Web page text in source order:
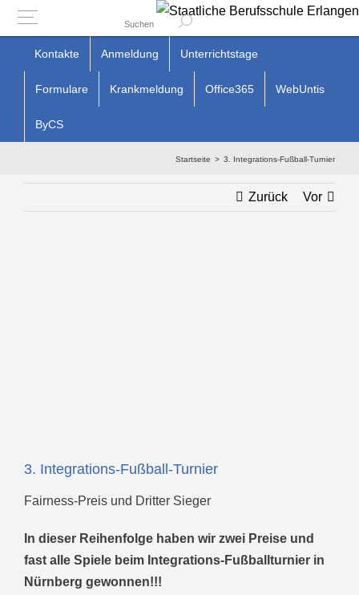
springen
Kontakte Anmeldung Unterrichtstage
Formulare Krankmeldung Office365 WebUntis
ByCS
Startseite 3. Integrations-Fußball-Turnier
Zurück Vor
3. Integrations-Fußball-Turnier
Fairness-Preis und Dritter Sieger
In dieser Reihenfolge haben wir zwei Preise und
fast alle Spiele beim Integrations-Fußballturnier in
Nürnberg gewonnen!!!
Suchen